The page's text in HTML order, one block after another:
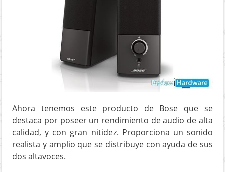
Ahora tenemos este producto de Bose que se
destaca por poseer un rendimiento de audio de alta
calidad, y con gran nitidez. Proporciona un sonido
realista y amplio que se distribuye con ayuda de sus
dos altavoces.